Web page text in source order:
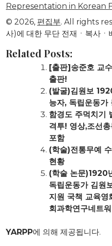
Representation in Korean
© 2026, 편집부. All rights
사)에 대한 무단 전재ㆍ복사ㆍ
Related Posts:
[출판]송준호 교
출판!
(발굴)김원보
능자, 독립운동가
함경도 주먹치기
격투! 영상,조선
포함
(학술)전통무예
현황
(학술 논문)1920
독립운동가 김원
지원 국책 교육영
회과학연구네트
YARPP에 의해 제공됩니다.